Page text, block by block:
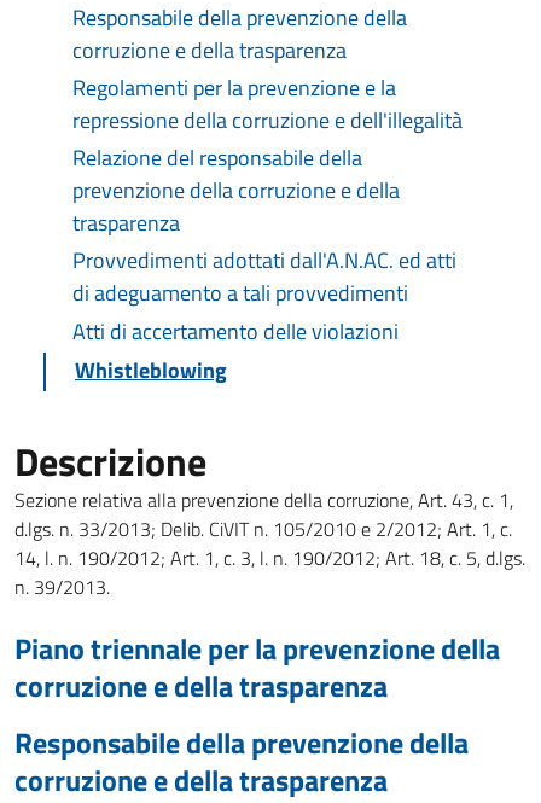
Responsabile della prevenzione della
corruzione e della trasparenza
Regolamenti per la prevenzione e la
repressione della corruzione e dell'illegalità
Relazione del responsabile della
prevenzione della corruzione e della
trasparenza
Provvedimenti adottati dall'A.N.AC. ed atti
di adeguamento a tali provvedimenti
Atti di accertamento delle violazioni
Whistleblowing
Descrizione
Sezione relativa alla prevenzione della corruzione, Art. 43, c. 1,
d.lgs. n. 33/2013; Delib. CiVIT n. 105/2010 e 2/2012; Art. 1, c.
14, l. n. 190/2012; Art. 1, c. 3, l. n. 190/2012; Art. 18, c. 5, d.lgs.
n. 39/2013.
Piano triennale per la prevenzione della
corruzione e della trasparenza
Responsabile della prevenzione della
corruzione e della trasparenza